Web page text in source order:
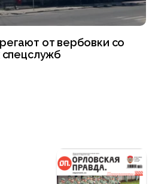
от вербовки со
спецслужб